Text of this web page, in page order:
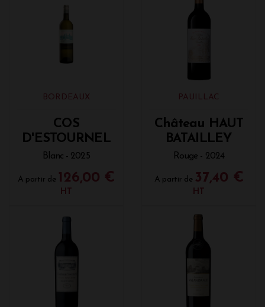
BORDEAUX
COS
D'ESTOURNEL
Blanc - 2025
A partir de 126,00 €
HT
PAUILLAC
Château HAUT
BATAILLEY
Rouge - 2024
A partir de 37,40 €
HT